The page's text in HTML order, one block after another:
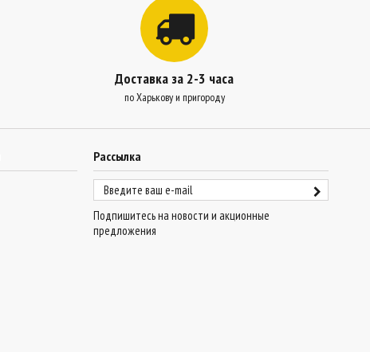
Доставка за 2-3 часа
по Харькову и пригороду
Рассылка
Подпишитесь на новости и акционные
предложения